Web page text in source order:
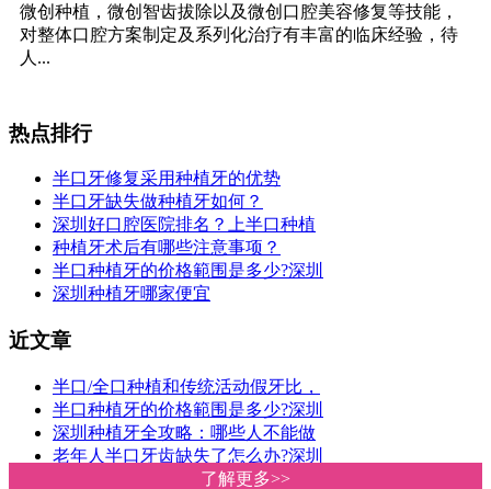
了解更多>>
了解更多>>
微创种植，微创智齿拔除以及微创口腔美容修复等技能，
对整体口腔方案制定及系列化治疗有丰富的临床经验，待
人...
热点排行
半口牙修复采用种植牙的优势
半口牙缺失做种植牙如何？
深圳好口腔医院排名？上半口种植
种植牙术后有哪些注意事项？
半口种植牙的价格範围是多少?深圳
深圳种植牙哪家便宜
近文章
半口/全口种植和传统活动假牙比，
半口种植牙的价格範围是多少?深圳
深圳种植牙全攻略：哪些人不能做
老年人半口牙齿缺失了怎么办?深圳
缺了多颗或半口牙，需要种多少颗